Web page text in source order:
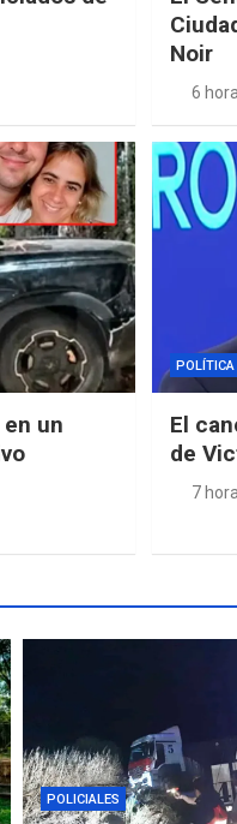
Noir
6
un
El
de
7
POLICIALES